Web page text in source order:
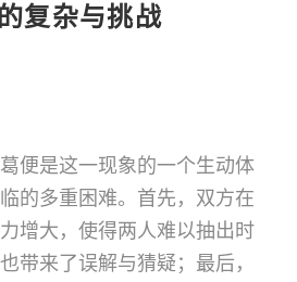
复杂与挑战
便是这一现象的一个生动体
的多重困难。首先，双方在
增大，使得两人难以抽出时
带来了误解与猜疑；最后，